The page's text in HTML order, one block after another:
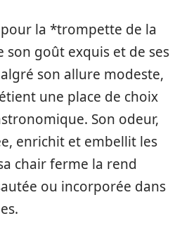
pour la *trompette de la
goût exquis et de ses
son allure modeste,
une place de choix
Son odeur,
enrichit et embellit les
chair ferme la rend
ou incorporée dans